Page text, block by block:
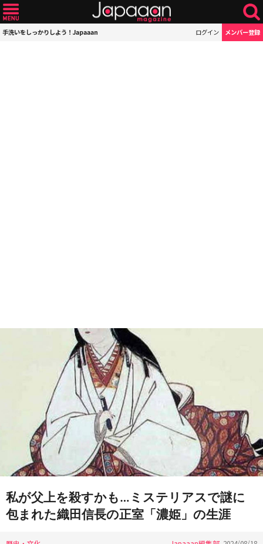
手洗いをしっかりしよう！Japaaan ログイン メンバー登録
私が父上を殺すかも…ミステリアスで謎に
包まれた織田信長の正室「濃姫」の生涯